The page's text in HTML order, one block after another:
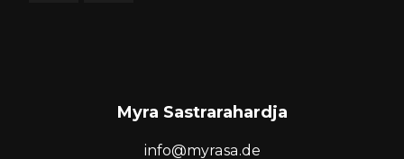
Myra Sastrarahardja
info@myrasa.de